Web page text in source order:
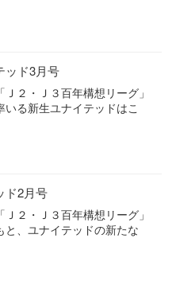
ド3月号
２・Ｊ３百年構想リーグ」
いる新生ユナイテッドはこ
ド2月号
２・Ｊ３百年構想リーグ」
と、ユナイテッドの新たな